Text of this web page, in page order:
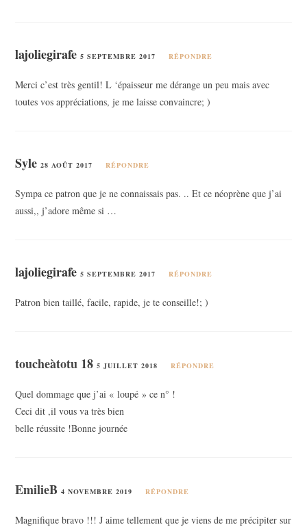
lajoliegirafe 5 SEPTEMBRE 2017 RÉPONDRE
Merci c’est très gentil! L ‘épaisseur me dérange un peu mais avec
toutes vos appréciations, je me laisse convaincre; )
Syle 28 AOÛT 2017 RÉPONDRE
Sympa ce patron que je ne connaissais pas. .. Et ce néoprène que j’ai
aussi,, j’adore même si …
lajoliegirafe 5 SEPTEMBRE 2017 RÉPONDRE
Patron bien taillé, facile, rapide, je te conseille!; )
toucheàtotu 185 JUILLET 2018 RÉPONDRE
Quel dommage que j’ai « loupé » ce n° !
Ceci dit ,il vous va très bien
belle réussite !Bonne journée
EmilieB4 NOVEMBRE 2019 RÉPONDRE
Magnifique bravo !!! J aime tellement que je viens de me précipiter sur